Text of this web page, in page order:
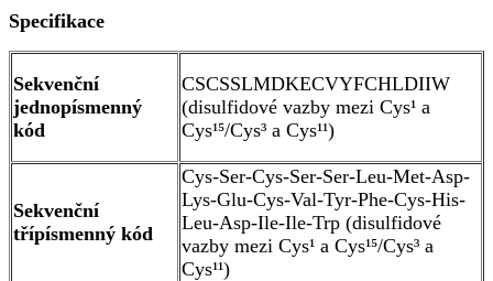
Specifikace
Sekvenční
jednopísmenný
kód
CSCSSLMDKECVYFCHLDIIW
(disulfidové vazby mezi Cys¹ a
Cys¹⁵/Cys³ a Cys¹¹)
Sekvenční
třípísmenný kód
Cys-Ser-Cys-Ser-Ser-Leu-Met-Asp-
Lys-Glu-Cys-Val-Tyr-Phe-Cys-His-
Leu-Asp-Ile-Ile-Trp (disulfidové
vazby mezi Cys¹ a Cys¹⁵/Cys³ a
Cys¹¹)